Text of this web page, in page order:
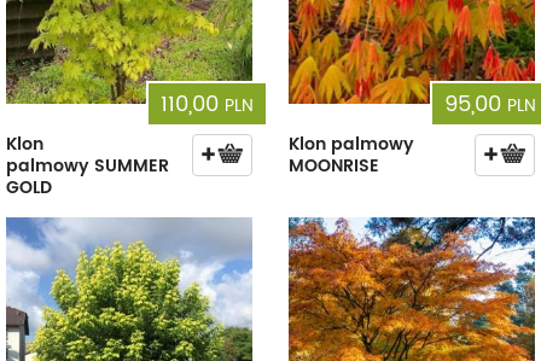
110,00 PLN
Klon
palmowy SUMMER
GOLD
95,00 PLN
Klon palmowy
MOONRISE